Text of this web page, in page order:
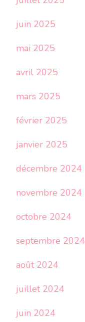
juin 2025
mai 2025
avril 2025
mars 2025
février 2025
janvier 2025
décembre 2024
novembre 2024
octobre 2024
septembre 2024
août 2024
juillet 2024
juin 2024